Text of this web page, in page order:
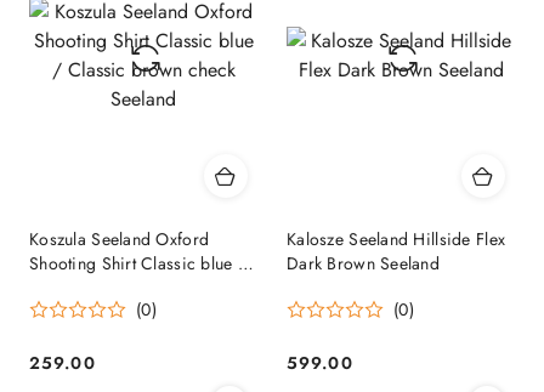
Koszula Seeland Oxford
Shooting Shirt Classic blue /
(0)
Cena:
259.00
Kalosze Seeland Hillside Flex
Dark Brown Seeland
(0)
Cena:
599.00